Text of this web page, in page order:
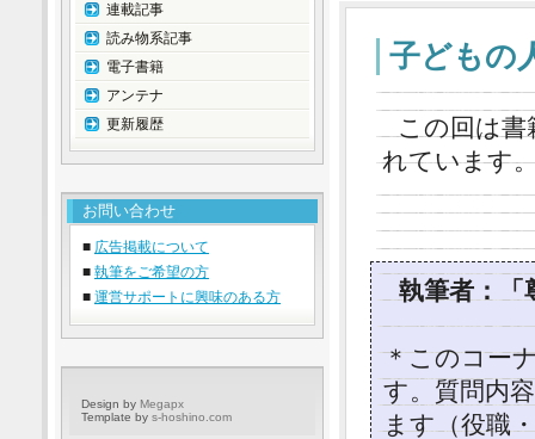
子どもの
この回は書
れています
執筆者：「
＊このコー
す。質問内
ます（役職
連載記事
読み物系記事
電子書籍
アンテナ
更新履歴
お問い合わせ
■ 広告掲載について
■ 執筆をご希望の方
■ 運営サポートに興味のある方
Design by Megapx
Template by s-hoshino.com